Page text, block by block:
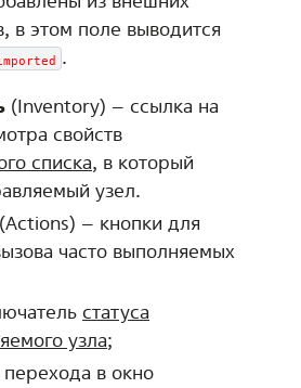
в этом поле выводится
.
(Inventory) – ссылка на
свойств
списка , в который
узел.
(Actions) – кнопки для
часто выполняемых
статуса
узла;
перехода в окно